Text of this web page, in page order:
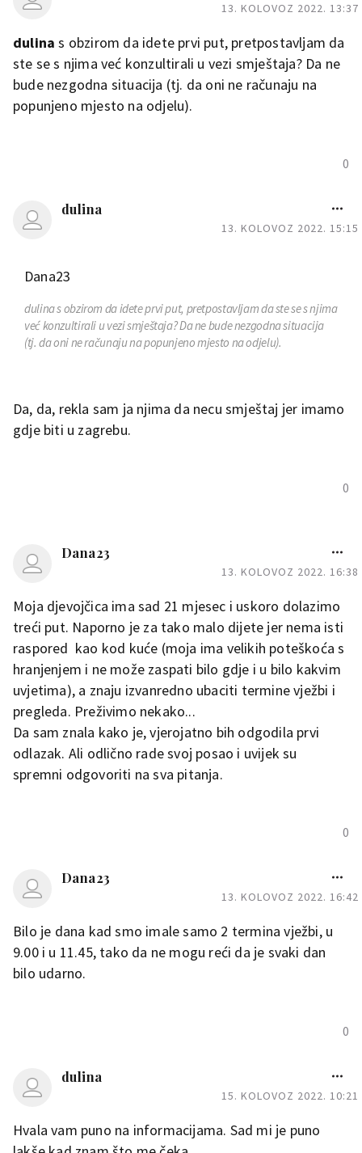
13. KOLOVOZ 2022. 13:37
dulinas obzirom da idete prvi put, pretpostavljam da
ste se s njima već konzultirali u vezi smještaja? Da ne
bude nezgodna situacija (tj. da oni ne računaju na
popunjeno mjesto na odjelu).
0
dulina
13. KOLOVOZ 2022. 15:15
Dana23
dulinas obzirom da idete prvi put, pretpostavljam da ste se s njima
već konzultirali u vezi smještaja? Da ne bude nezgodna situacija
(tj. da oni ne računaju na popunjeno mjesto na odjelu).
Da, da, rekla sam ja njima da necu smještaj jer imamo
gdje biti u zagrebu.
0
Dana23
13. KOLOVOZ 2022. 16:38
Moja djevojčica ima sad 21 mjesec i uskoro dolazimo
treći put. Naporno je za tako malo dijete jer nema isti
raspored kao kod kuće (moja ima velikih poteškoća s
hranjenjem i ne može zaspati bilo gdje i u bilo kakvim
uvjetima), a znaju izvanredno ubaciti termine vježbi i
pregleda. Preživimo nekako...
Da sam znala kako je, vjerojatno bih odgodila prvi
odlazak. Ali odlično rade svoj posao i uvijek su
spremni odgovoriti na sva pitanja.
0
Dana23
13. KOLOVOZ 2022. 16:42
Bilo je dana kad smo imale samo 2 termina vježbi, u
9.00 i u 11.45, tako da ne mogu reći da je svaki dan
bilo udarno.
0
dulina
15. KOLOVOZ 2022. 10:21
Hvala vam puno na informacijama. Sad mi je puno